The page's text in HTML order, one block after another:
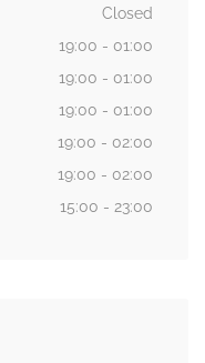
Closed
19:00 - 01:00
19:00 - 01:00
19:00 - 01:00
19:00 - 02:00
19:00 - 02:00
15:00 - 23:00